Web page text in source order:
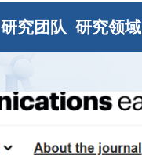
研究团队 研究领域